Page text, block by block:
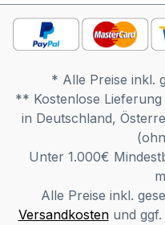
weitere
Wichtige
benötigt. Es
Anbauelemente
beachten Sie bei
Montageluft zur
Möbel ist zerlegt
Farben können
Bildschirmen
andere Beimöbel
* Alle Preise inkl.
** Kostenlose
in Deutschland,
Unter 1.000€
Alle Preise inkl.
Versandkostenund ggf.